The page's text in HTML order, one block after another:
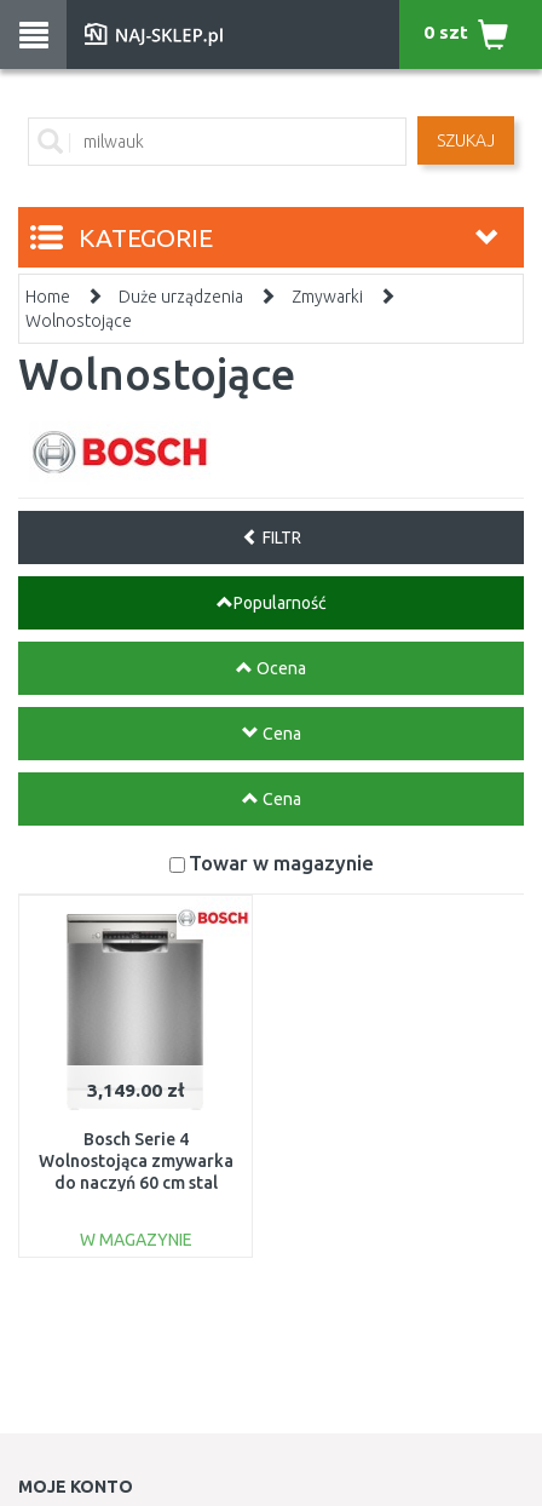
SZUKAJ
0 szt
KATEGORIE
Home Duże urządzenia
Zmywarki
Wolnostojące
Wolnostojące
FILTR
Popularność
Ocena
Cena
Cena
Towar w magazynie
3,149.00 zł
Bosch Serie 4
Wolnostojąca zmywarka
do naczyń 60 cm stal
W MAGAZYNIE
MOJE KONTO